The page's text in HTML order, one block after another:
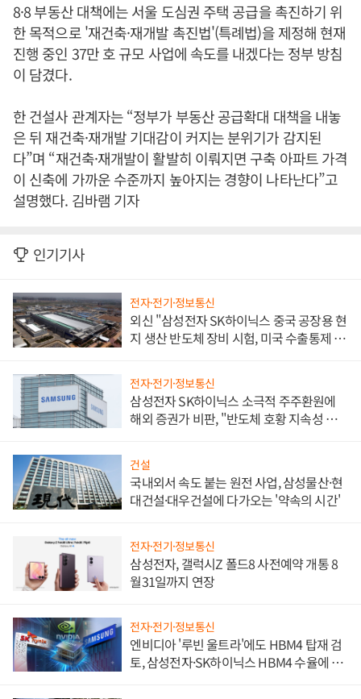
8·8 부동산 대책에는 서울 도심권 주택 공급을 촉진하기 위
한 목적으로 '재건축·재개발 촉진법'(특례법)을 제정해 현재
진행 중인 37만 호 규모 사업에 속도를 내겠다는 정부 방침
이 담겼다.
한 건설사 관계자는 “정부가 부동산 공급확대 대책을 내놓
은 뒤 재건축·재개발 기대감이 커지는 분위기가 감지된
다”며 “재건축·재개발이 활발히 이뤄지면 구축 아파트 가격
이 신축에 가까운 수준까지 높아지는 경향이 나타난다”고
설명했다. 김바램 기자
인기기사
전자·전기·정보통신
외신 "삼성전자 SK하이닉스 중국 공장용 현
지 생산 반도체 장비 시험, 미국 수출통제 대
전자·전기·정보통신
삼성전자 SK하이닉스 소극적 주주환원에
해외 증권가 비판, "반도체 호황 지속성 의
건설
국내외서 속도 붙는 원전 사업, 삼성물산·현
대건설·대우건설에 다가오는 '약속의 시간'
전자·전기·정보통신
삼성전자, 갤럭시Z 폴드8 사전예약 개통 8
월31일까지 연장
전자·전기·정보통신
엔비디아 '루빈 울트라'에도 HBM4 탑재 검
토, 삼성전자·SK하이닉스 HBM4 수율에 주